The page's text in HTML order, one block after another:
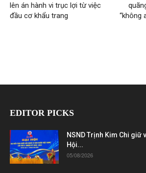
lên án hành vi trục lợi từ việc
đầu cơ khẩu trang
“không
EDITOR PICKS
NSND Trịnh Kim Chi giữ
Hội...
05/08/2026